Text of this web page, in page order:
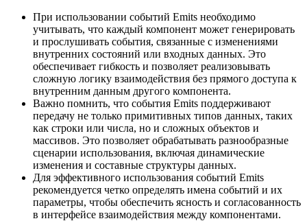
При использовании событий Emits необходимо
учитывать, что каждый компонент может генерировать
и прослушивать события, связанные с изменениями
внутренних состояний или входных данных. Это
обеспечивает гибкость и позволяет реализовывать
сложную логику взаимодействия без прямого доступа к
внутренним данным другого компонента.
Важно помнить, что события Emits поддерживают
передачу не только примитивных типов данных, таких
как строки или числа, но и сложных объектов и
массивов. Это позволяет обрабатывать разнообразные
сценарии использования, включая динамические
изменения и составные структуры данных.
Для эффективного использования событий Emits
рекомендуется четко определять имена событий и их
параметры, чтобы обеспечить ясность и согласованность
в интерфейсе взаимодействия между компонентами.